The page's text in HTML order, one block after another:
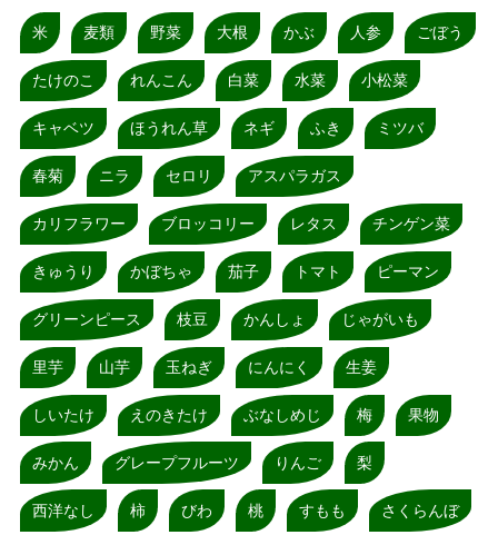
米 麦類 野菜 大根 かぶ 人参 ごぼう
たけのこ れんこん 白菜 水菜 小松菜
キャベツ ほうれん草 ネギ ふき ミツバ
春菊 ニラ セロリ アスパラガス
カリフラワー ブロッコリー レタス チンゲン菜
きゅうり かぼちゃ 茄子 トマト ピーマン
グリーンピース 枝豆 かんしょ じゃがいも
里芋 山芋 玉ねぎ にんにく 生姜
しいたけ えのきたけ ぶなしめじ 梅 果物
みかん グレープフルーツ りんご 梨
西洋なし 柿 びわ 桃 すもも さくらんぼ